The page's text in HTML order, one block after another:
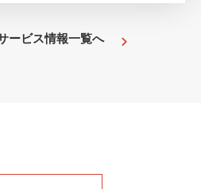
ービス情報一覧へ